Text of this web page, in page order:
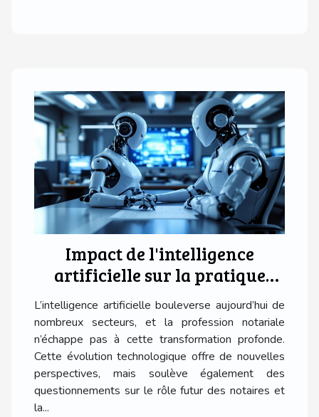
Impact de l'intelligence
artificielle sur la pratique
notariale moderne
L’intelligence artificielle bouleverse aujourd’hui de
nombreux secteurs, et la profession notariale
n’échappe pas à cette transformation profonde.
Cette évolution technologique offre de nouvelles
perspectives, mais soulève également des
questionnements sur le rôle futur des notaires et
la...